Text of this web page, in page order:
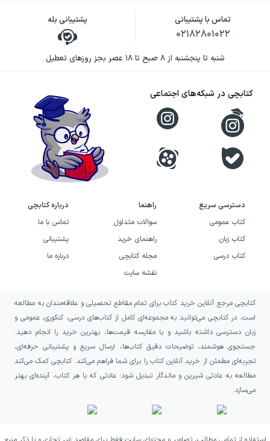
تماس با پشتیبانی
۰۲۱۸۲۸۰۱۰۲۲
پشتیبانی بله
شنبه تا پنجشنبه از ۸ صبح تا ۱۸ عصر بجز روزهای تعطیل
دسترسی سریع
کتاب عمومی
کتاب زبان
کتاب درسی
راهنما
سوالات متداول
راهنمای خرید
مجله کتابچی
نقشه سایت
درباره کتابچی
تماس با ما
پشتیبانی
درباره ما
کتابچی در شبکه‌های اجتماعی
کتابچی مرجع آنلاین خرید کتاب برای تمام مقاطع تحصیلی و علاقه‌مندان به مطالعه
است. در کتابچی می‌توانید به مجموعه‌ای کامل از کتاب‌های درسی، کنکوری، عمومی و
زبان دسترسی داشته باشید و با مقایسه قیمت‌ها، بهترین خرید را انجام دهید.
جستجوی هوشمند، توضیحات دقیق کتاب‌ها، ارسال سریع و پشتیبانی حرفه‌ای،
تجربه‌ای مطمئن از خرید آنلاین کتاب را برای شما فراهم می‌کند. کتابچی کمک می‌کند
مطالعه به عادتی شیرین و ماندگار تبدیل شود؛ عادتی که با هر کتاب، آینده‌ای بهتر
می‌سازد.